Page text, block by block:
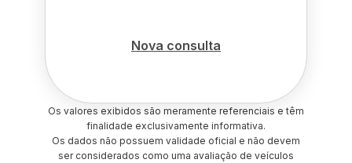
Nova consulta
Os valores exibidos são meramente referenciais e têm
finalidade exclusivamente informativa.
Os dados não possuem validade oficial e não devem
ser considerados como uma avaliação de veículos